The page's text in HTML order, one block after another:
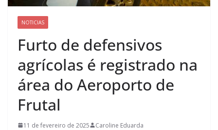
NOTICIAS
Furto de defensivos
agrícolas é registrado na
área do Aeroporto de
Frutal
11 de fevereiro de 2025 Caroline Eduarda